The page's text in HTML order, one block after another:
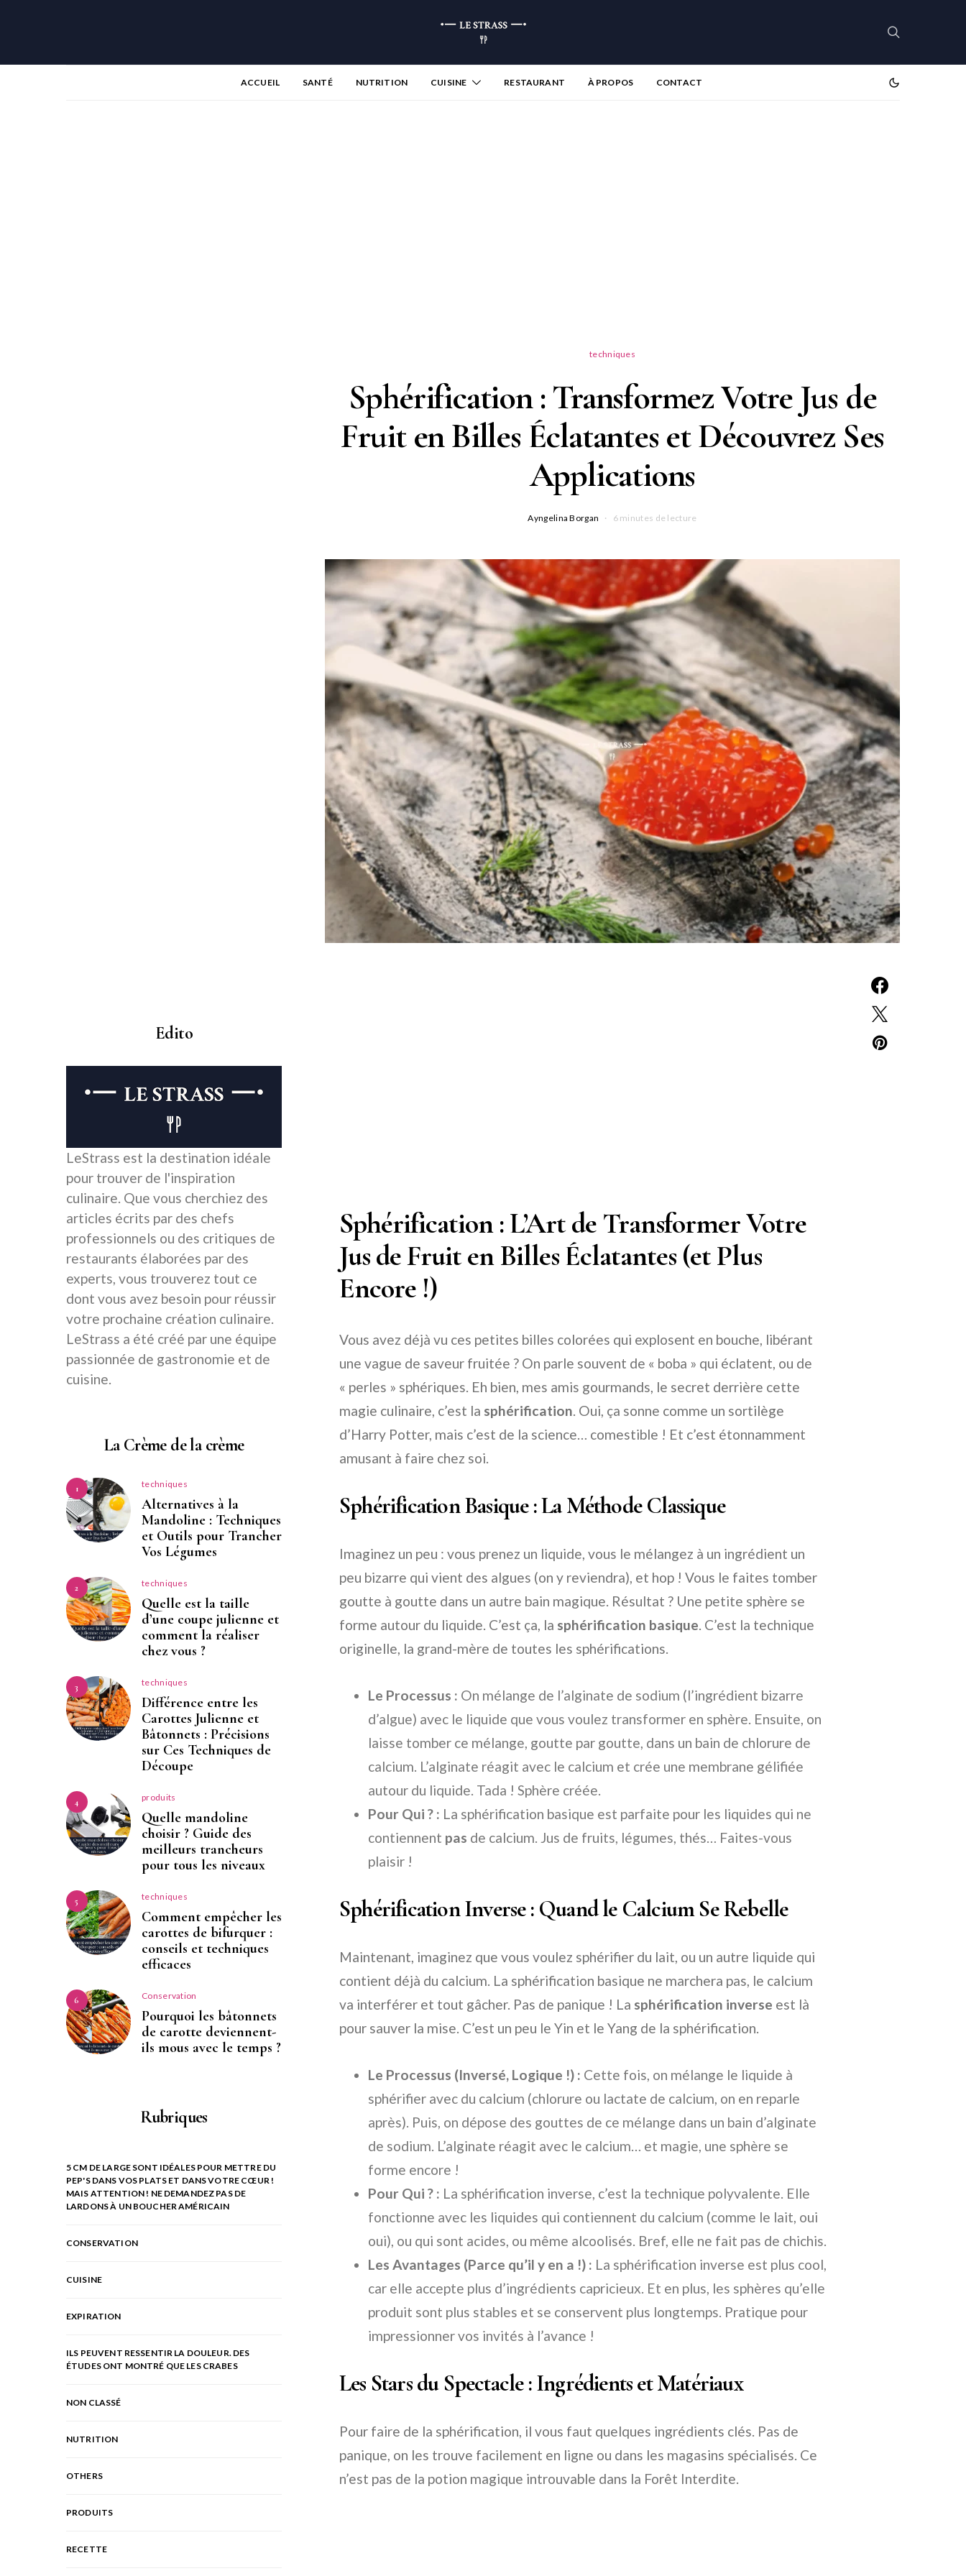
ACCUEIL SANTÉ NUTRITION CUISINE RESTAURANT À PROPOS CONTACT
techniques
Sphérification : Transformez Votre Jus de
Fruit en Billes Éclatantes et Découvrez Ses
Applications
Ayngelina Borgan 6 minutes de lecture
Sphérification : L’Art de Transformer Votre
Jus de Fruit en Billes Éclatantes (et Plus
Encore !)
Vous avez déjà vu ces petites billes colorées qui explosent en bouche, libérant
une vague de saveur fruitée ? On parle souvent de « boba » qui éclatent, ou de
« perles » sphériques. Eh bien, mes amis gourmands, le secret derrière cette
magie culinaire, c’est la sphérification. Oui, ça sonne comme un sortilège
d’Harry Potter, mais c’est de la science… comestible ! Et c’est étonnamment
amusant à faire chez soi.
Sphérification Basique : La Méthode Classique
Imaginez un peu : vous prenez un liquide, vous le mélangez à un ingrédient un
peu bizarre qui vient des algues (on y reviendra), et hop ! Vous le faites tomber
goutte à goutte dans un autre bain magique. Résultat ? Une petite sphère se
forme autour du liquide. C’est ça, la sphérification basique. C’est la technique
originelle, la grand-mère de toutes les sphérifications.
Le Processus : On mélange de l’alginate de sodium (l’ingrédient bizarre
d’algue) avec le liquide que vous voulez transformer en sphère. Ensuite, on
laisse tomber ce mélange, goutte par goutte, dans un bain de chlorure de
calcium. L’alginate réagit avec le calcium et crée une membrane gélifiée
autour du liquide. Tada ! Sphère créée.
Pour Qui ? : La sphérification basique est parfaite pour les liquides qui ne
contiennent pas de calcium. Jus de fruits, légumes, thés… Faites-vous
plaisir !
Sphérification Inverse : Quand le Calcium Se Rebelle
Maintenant, imaginez que vous voulez sphérifier du lait, ou un autre liquide qui
contient déjà du calcium. La sphérification basique ne marchera pas, le calcium
va interférer et tout gâcher. Pas de panique ! La sphérification inverse est là
pour sauver la mise. C’est un peu le Yin et le Yang de la sphérification.
Le Processus (Inversé, Logique !) : Cette fois, on mélange le liquide à
sphérifier avec du calcium (chlorure ou lactate de calcium, on en reparle
après). Puis, on dépose des gouttes de ce mélange dans un bain d’alginate
de sodium. L’alginate réagit avec le calcium… et magie, une sphère se
forme encore !
Pour Qui ? : La sphérification inverse, c’est la technique polyvalente. Elle
fonctionne avec les liquides qui contiennent du calcium (comme le lait, oui
oui), ou qui sont acides, ou même alcoolisés. Bref, elle ne fait pas de chichis.
Les Avantages (Parce qu’il y en a !) : La sphérification inverse est plus cool,
car elle accepte plus d’ingrédients capricieux. Et en plus, les sphères qu’elle
produit sont plus stables et se conservent plus longtemps. Pratique pour
impressionner vos invités à l’avance !
Les Stars du Spectacle : Ingrédients et Matériaux
Pour faire de la sphérification, il vous faut quelques ingrédients clés. Pas de
panique, on les trouve facilement en ligne ou dans les magasins spécialisés. Ce
n’est pas de la potion magique introuvable dans la Forêt Interdite.
Edito
LeStrass est la destination idéale
pour trouver de l'inspiration
culinaire. Que vous cherchiez des
articles écrits par des chefs
professionnels ou des critiques de
restaurants élaborées par des
experts, vous trouverez tout ce
dont vous avez besoin pour réussir
votre prochaine création culinaire.
LeStrass a été créé par une équipe
passionnée de gastronomie et de
cuisine.
La Crème de la crème
1 techniques
Alternatives à la
Mandoline : Techniques
et Outils pour Trancher
Vos Légumes
2 techniques
Quelle est la taille
d’une coupe julienne et
comment la réaliser
chez vous ?
3 techniques
Différence entre les
Carottes Julienne et
Bâtonnets : Précisions
sur Ces Techniques de
Découpe
4 produits
Quelle mandoline
choisir ? Guide des
meilleurs trancheurs
pour tous les niveaux
5 techniques
Comment empêcher les
carottes de bifurquer :
conseils et techniques
efficaces
6 Conservation
Pourquoi les bâtonnets
de carotte deviennent-
ils mous avec le temps ?
Rubriques
5 CM DE LARGE SONT IDÉALES POUR METTRE DU
PEP'S DANS VOS PLATS ET DANS VOTRE CŒUR !
MAIS ATTENTION ! NE DEMANDEZ PAS DE
LARDONS À UN BOUCHER AMÉRICAIN
CONSERVATION
CUISINE
EXPIRATION
ILS PEUVENT RESSENTIR LA DOULEUR. DES
ÉTUDES ONT MONTRÉ QUE LES CRABES
NON CLASSÉ
NUTRITION
OTHERS
PRODUITS
RECETTE